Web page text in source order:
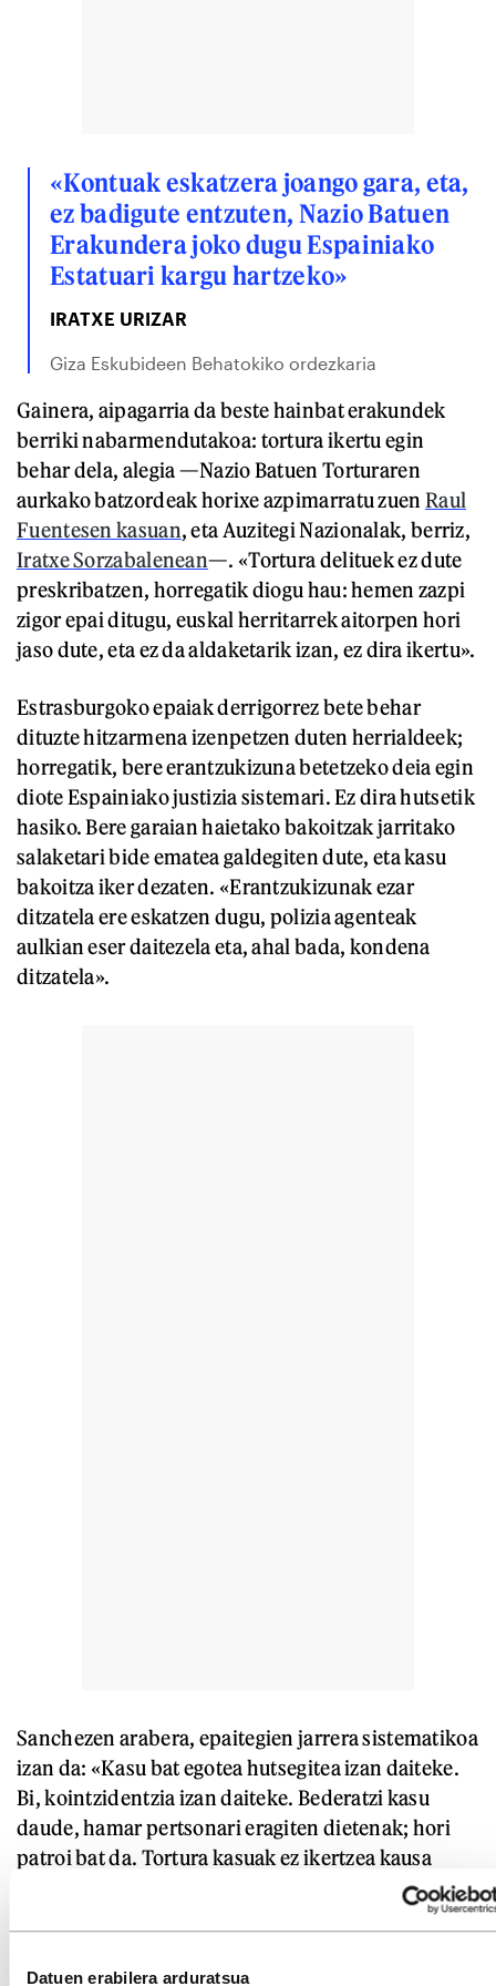
Datuen erabilera arduratsua
«Kontuak eskatzera joango gara, eta,
ez badigute entzuten, Nazio Batuen
Erakundera joko dugu Espainiako
Estatuari kargu hartzeko»
IRATXE URIZAR
Giza Eskubideen Behatokiko ordezkaria
Gainera, aipagarria da beste hainbat erakundek
berriki nabarmendutakoa: tortura ikertu egin
behar dela, alegia —Nazio Batuen Torturaren
aurkako batzordeak horixe azpimarratu zuen Raul
Fuentesen kasuan, eta Auzitegi Nazionalak, berriz,
Iratxe Sorzabalenean—. «Tortura delituek ez dute
preskribatzen, horregatik diogu hau: hemen zazpi
zigor epai ditugu, euskal herritarrek aitorpen hori
jaso dute, eta ez da aldaketarik izan, ez dira ikertu».
Estrasburgoko epaiak derrigorrez bete behar
dituzte hitzarmena izenpetzen duten herrialdeek;
horregatik, bere erantzukizuna betetzeko deia egin
diote Espainiako justizia sistemari. Ez dira hutsetik
hasiko. Bere garaian haietako bakoitzak jarritako
salaketari bide ematea galdegiten dute, eta kasu
bakoitza iker dezaten. «Erantzukizunak ezar
ditzatela ere eskatzen dugu, polizia agenteak
aulkian eser daitezela eta, ahal bada, kondena
ditzatela».
Sanchezen arabera, epaitegien jarrera sistematikoa
izan da: «Kasu bat egotea hutsegitea izan daiteke.
Bi, kointzidentzia izan daiteke. Bederatzi kasu
daude, hamar pertsonari eragiten dietenak; hori
patroi bat da. Tortura kasuak ez ikertzea kausa
orokorra da, eta milaka pertsonari eragin zien
Defizit demokratikoa